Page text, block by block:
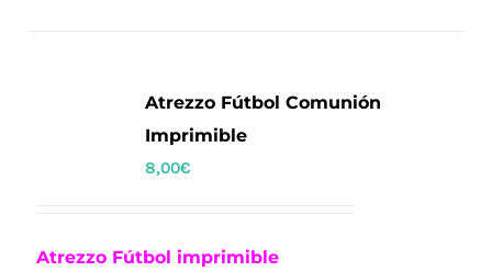
Atrezzo Fútbol Comunión
Imprimible
8,00€
Atrezzo Fútbol imprimible